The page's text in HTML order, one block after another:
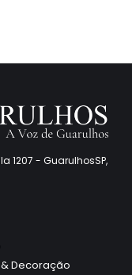
1207 - GuarulhosSP,
Decoração